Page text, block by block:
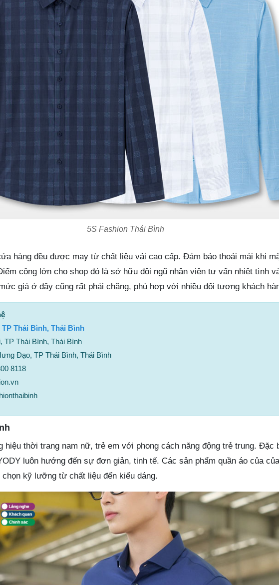
5S Fashion Thái Bình
hàng đều được may từ chất liệu vải cao cấp. Đảm bảo thoải mái khi
cộng lớn cho shop đó là sở hữu đội ngũ nhân viên tư vấn nhiệt tình
giá ở đây cũng rất phải chăng, phù hợp với nhiều đối tượng khách
Thái Bình, Thái Bình
TP Thái Bình, Thái Bình
Đạo, TP Thái Bình, Thái Bình
8118
hiệu thời trang nam nữ, trẻ em với phong cách năng động trẻ trung. Đặc
luôn hướng đến sự đơn giản, tinh tế. Các sản phẩm quần áo của
kỹ lưỡng từ chất liệu đến kiểu dáng.